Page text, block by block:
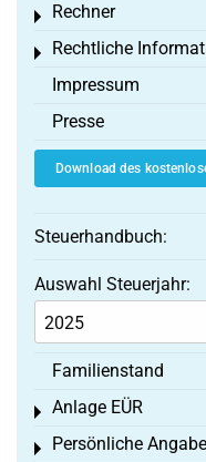
Rechner
Toggle menu
Rechtliche
Toggle menu
Impressum
Presse
Download des
Steuerhandbuch:
Auswahl Steuerjahr:
Familienstand
Anlage EÜR
Toggle menu
Persönliche
Toggle menu